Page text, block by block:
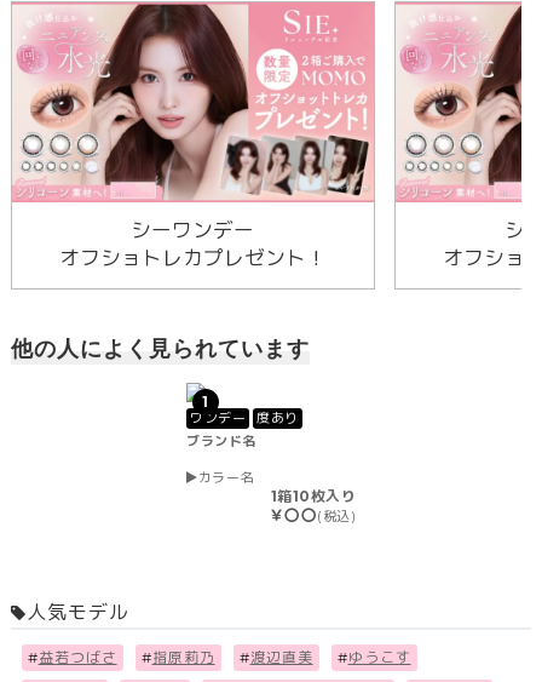
シーワンデー
オフショトレカプレゼント！
シ
オフショ
他の人によく見られています
1
ワンデー
度あり
ブランド名
カラー名
1箱10枚入り
￥〇〇(税込)
人気モデル
#益若つばさ #指原莉乃 #渡辺直美 #ゆうこす